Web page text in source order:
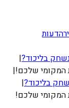
דעות
בליכוד?|
המקומי שלכם!|
בליכוד?|
המקומי שלכם!